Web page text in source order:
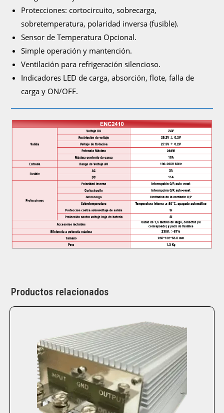
Protecciones: cortocircuito, sobrecarga,
sobretemperatura, polaridad inversa (fusible).
Sensor de Temperatura Opcional.
Simple operación y mantención.
Ventilación para refrigeración silencioso.
Indicadores LED de carga, absorción, flote, falla de
carga y ON/OFF.
Productos relacionados